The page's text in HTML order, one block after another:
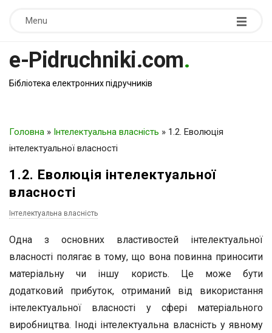
Menu
e-Pidruchniki.com.
Бібліотека електронних підручників
Головна » Інтелектуальна власність » 1.2. Еволюція
інтелектуальної власності
1.2. Еволюція інтелектуальної
власності
Інтелектуальна власність
Одна з основних властивостей інтелектуальної
власності полягає в тому, що вона повинна приносити
матеріальну чи іншу користь. Це може бути
додатковий прибуток, отриманий від використання
інтелектуальної власності у сфері матеріального
виробництва. Іноді інтелектуальна власність у явному